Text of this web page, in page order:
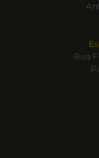
Rua